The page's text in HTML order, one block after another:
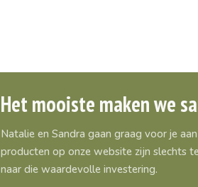
Het mooiste maken we
Natalie en Sandra gaan graag voor je
producten op onze website zijn slechts
naar die waardevolle investering.